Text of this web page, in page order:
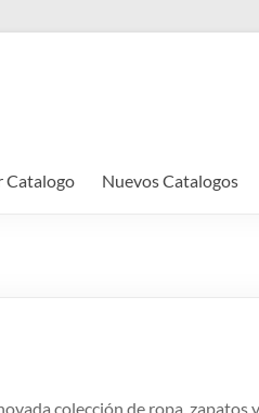
Catalogo Nuevos Catalogos
colección de ropa,